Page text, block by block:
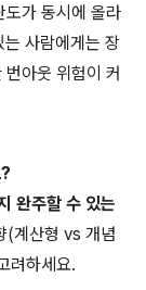
도가 동시에 올라
사람에게는 장
아웃 위험이 커
완주할 수 있는
(계산형 vs 개념
려하세요.